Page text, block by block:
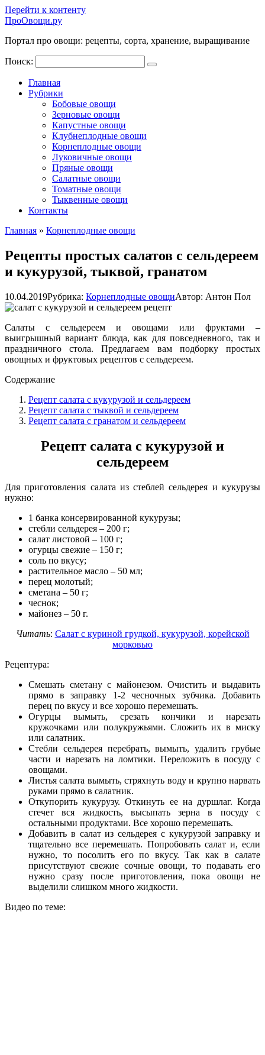
Перейти к контенту
ПроОвощи.ру
Портал про овощи: рецепты, сорта, хранение, выращивание
Поиск:
Главная
Рубрики
Бобовые овощи
Зерновые овощи
Капустные овощи
Клубнеплодные овощи
Корнеплодные овощи
Луковичные овощи
Пряные овощи
Салатные овощи
Томатные овощи
Тыквенные овощи
Контакты
Главная » Корнеплодные овощи
Рецепты простых салатов с сельдереем
и кукурузой, тыквой, гранатом
10.04.2019Рубрика: Корнеплодные овощиАвтор: Антон Пол
Салаты с сельдереем и овощами или фруктами –
выигрышный вариант блюда, как для повседневного, так и
праздничного стола. Предлагаем вам подборку простых
овощных и фруктовых рецептов с сельдереем.
Содержание
Рецепт салата с кукурузой и сельдереем
Рецепт салата с тыквой и сельдереем
Рецепт салата с гранатом и сельдереем
Рецепт салата с кукурузой и
сельдереем
Для приготовления салата из стеблей сельдерея и кукурузы
нужно:
1 банка консервированной кукурузы;
стебли сельдерея – 200 г;
салат листовой – 100 г;
огурцы свежие – 150 г;
соль по вкусу;
растительное масло – 50 мл;
перец молотый;
сметана – 50 г;
чеснок;
майонез – 50 г.
Читать: Салат с куриной грудкой, кукурузой, корейской
морковью
Рецептура:
Смешать сметану с майонезом. Очистить и выдавить
прямо в заправку 1-2 чесночных зубчика. Добавить
перец по вкусу и все хорошо перемешать.
Огурцы вымыть, срезать кончики и нарезать
кружочками или полукружьями. Сложить их в миску
или салатник.
Стебли сельдерея перебрать, вымыть, удалить грубые
части и нарезать на ломтики. Переложить в посуду с
овощами.
Листья салата вымыть, стряхнуть воду и крупно нарвать
руками прямо в салатник.
Откупорить кукурузу. Откинуть ее на дуршлаг. Когда
стечет вся жидкость, высыпать зерна в посуду с
остальными продуктами. Все хорошо перемешать.
Добавить в салат из сельдерея с кукурузой заправку и
тщательно все перемешать. Попробовать салат и, если
нужно, то посолить его по вкусу. Так как в салате
присутствуют свежие сочные овощи, то подавать его
нужно сразу после приготовления, пока овощи не
выделили слишком много жидкости.
Видео по теме: